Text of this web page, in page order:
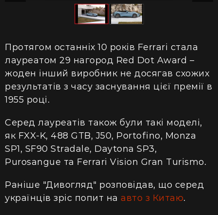
Протягом останніх 10 років Ferrari стала
лауреатом 29 нагород Red Dot Award –
жоден інший виробник не досягав схожих
результатів з часу заснування цієї премії в
1955 році.
Серед лауреатів також були такі моделі,
як FXX-K, 488 GTB, J50, Portofino, Monza
SP1, SF90 Stradale, Daytona SP3,
Purosangue та Ferrari Vision Gran Turismo.
Раніше "Дивогляд" розповідав, що серед
українців зріс попит на авто з Китаю.